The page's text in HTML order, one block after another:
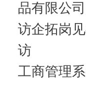
品有限公
访企拓岗
访
工商管理